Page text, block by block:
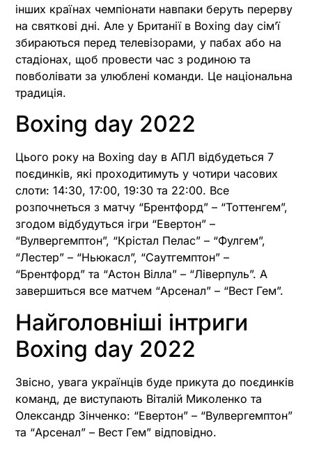
інших країнах чемпіонати навпаки беруть перерву
на святкові дні. Але у Британії в Boxing day сім’ї
збираються перед телевізорами, у пабах або на
стадіонах, щоб провести час з родиною та
повболівати за улюблені команди. Це національна
традиція.
Boxing day 2022
Цього року на Boxing day в АПЛ відбудеться 7
поєдинків, які проходитимуть у чотири часових
слоти: 14:30, 17:00, 19:30 та 22:00. Все
розпочнеться з матчу “Брентфорд” – “Тоттенгем”,
згодом відбудуться ігри “Евертон” –
“Вулвергемптон”, “Крістал Пелас” – “Фулгем”,
“Лестер” – “Ньюкасл”, “Саутгемптон” –
“Брентфорд” та “Астон Вілла” – “Ліверпуль”. А
завершиться все матчем “Арсенал” – “Вест Гем”.
Найголовніші інтриги
Boxing day 2022
Звісно, увага українців буде прикута до поєдинків
команд, де виступають Віталій Миколенко та
Олександр Зінченко: “Евертон” – “Вулвергемптон”
та “Арсенал” – Вест Гем” відповідно.